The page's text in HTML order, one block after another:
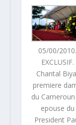
05/00/2010.
EXCLUSIF.
Chantal
premiere
du
epouse du
President